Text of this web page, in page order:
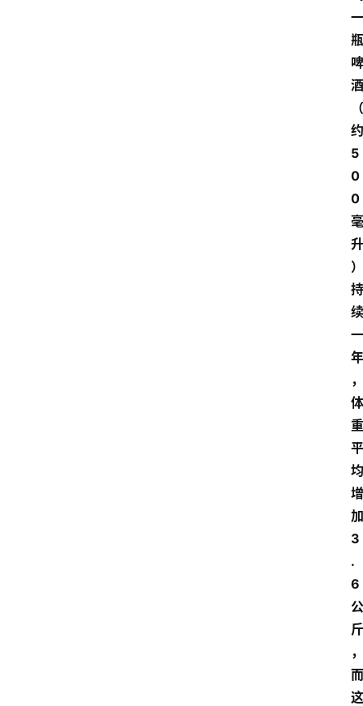
一
瓶
啤
酒
（
约
5
0
0
毫
升
）
持
续
一
年
，
体
重
平
均
增
加
3
.
6
公
斤
，
而
这